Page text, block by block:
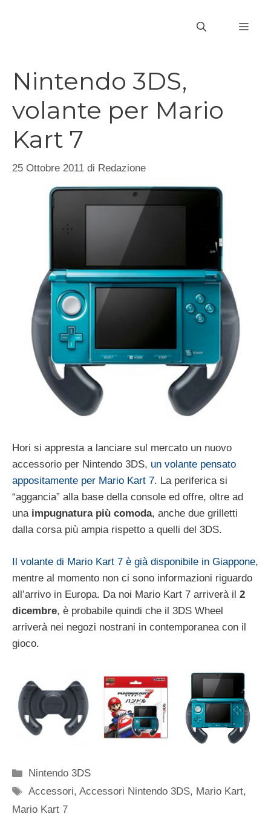
Nintendo 3DS,
volante per Mario
Kart 7
25 Ottobre 2011 di Redazione
Hori si appresta a lanciare sul mercato un nuovo
accessorio per Nintendo 3DS, un volante pensato
appositamente per Mario Kart 7. La periferica si
“aggancia” alla base della console ed offre, oltre ad
una impugnatura più comoda, anche due grilletti
dalla corsa più ampia rispetto a quelli del 3DS.
Il volante di Mario Kart 7 è già disponibile in Giappone,
mentre al momento non ci sono informazioni riguardo
all’arrivo in Europa. Da noi Mario Kart 7 arriverà il 2
dicembre, è probabile quindi che il 3DS Wheel
arriverà nei negozi nostrani in contemporanea con il
gioco.
Categorie
Nintendo 3DS
Tag
Accessori,Accessori Nintendo 3DS, Mario Kart,
Mario Kart 7